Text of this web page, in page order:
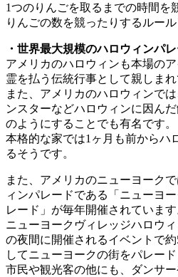
1つのりんごを取るまでの時間を
りんごの数を競ったりするルール
・世界最大規模のハロウィンパ
アメリカのハロウィンも本場の
霊を払う伝統行事として親しまれ
また、アメリカのハロウィンで
ンスターなどハロウィンに因ん
のようにすることでも有名です。
本格的な家では1ヶ月も前からハ
るそうです。
また、アメリカのニューヨーク
ィンパレードである「ニューヨ
レード」が毎年開催されています
ニューヨークヴィレッジハロウ
の夜間に開催されるイベントで
してニューヨークの街をパレード
市民や観光客の他にも、ダンサ